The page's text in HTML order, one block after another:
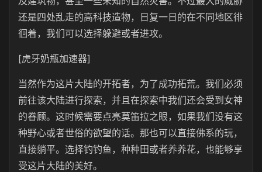
还是四处乱走的高科技造物，日复一日的在不同地区徘
徊着，我们可以选择躲避或者进攻。
[虎牙奶瓶加速器]
当然作为这片大陆的开拓者，为了成功拓荒。我们必须
前往该大陆进行探索，并且在探索中我们还会受到女神
的眷顾。这时候需要点亮莫笛拉之眼，如果我们没有这
种野心或者世俗的欲望的话。那也可以直接佛系的玩，
直接躺平。选择钓钓鱼，种种田或者养养花，也能够享
受这片大陆的美好。